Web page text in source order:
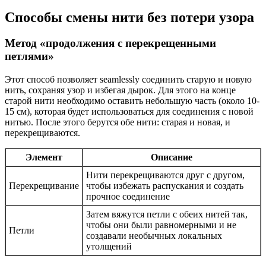
Способы смены нити без потери узора
Метод «продолжения с перекрещенными
петлями»
Этот способ позволяет seamlessly соединить старую и новую
нить, сохраняя узор и избегая дырок. Для этого на конце
старой нити необходимо оставить небольшую часть (около 10-
15 см), которая будет использоваться для соединения с новой
нитью. После этого берутся обе нити: старая и новая, и
перекрещиваются.
Элемент Описание
Перекрещивание
Нити перекрещиваются друг с другом,
чтобы избежать распускания и создать
прочное соединение
Петли
Затем вяжутся петли с обеих нитей так,
чтобы они были равномерными и не
создавали необычных локальных
утолщений